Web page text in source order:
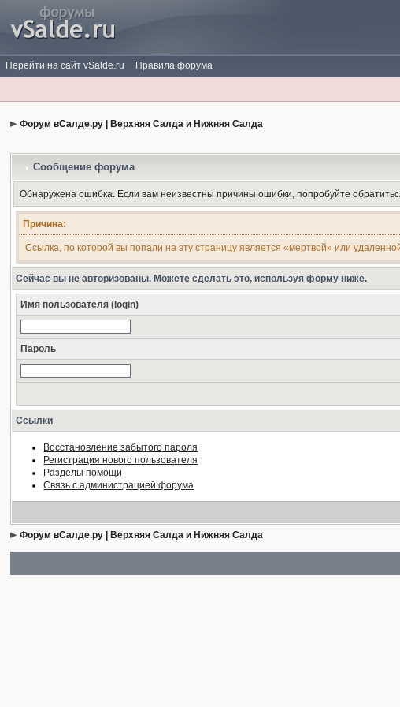
Перейти на сайт vSalde.ru Правила форума
Форум вСалде.ру | Верхняя Салда и Нижняя Салда
Сообщение форума
Обнаружена ошибка. Если вам неизвестны причины ошибки, попробуйте
Причина:
Ссылка, по которой вы попали на эту страницу является «мертвой» или
Сейчас вы не авторизованы. Можете сделать это, используя форму ниже.
Имя пользователя (login)
Пароль
Ссылки
Восстановление забытого пароля
Регистрация нового пользователя
Разделы помощи
Связь с администрацией форума
Форум вСалде.ру | Верхняя Салда и Нижняя Салда